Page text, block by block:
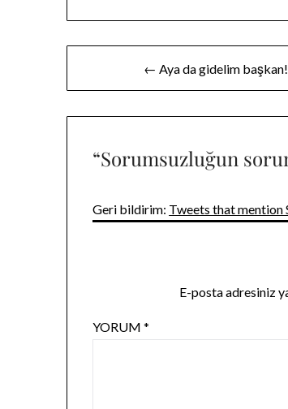
gezinmesi
← Aya da gidelim
“Sorumsuzluğun
Geri bildirim: Tweets that mention
E-posta adresiniz
YORUM*